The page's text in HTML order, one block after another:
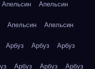
Апельсин Апельсин
Апельсин Апельсин
Арбуз Арбуз Арбуз
Арбуз Арбуз Арбуз